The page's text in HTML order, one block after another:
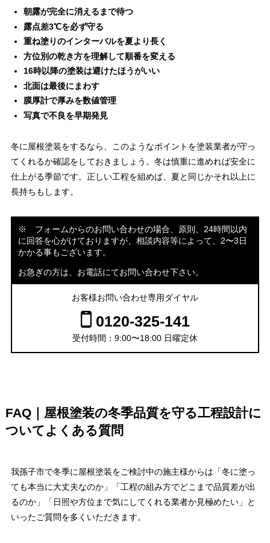
朝露が完全に消えるまで待つ
露点差3℃を必ず守る
重ね塗りのインターバルを夏より長く
方位別の乾き方を理解して順番を変える
16時以降の塗装は避けたほうがいい
北面は最後にまわす
膜厚計で厚みを数値管理
写真で不良を早期発見
冬に屋根塗装をするなら、このようなポイントを塗装業者が守っ
てくれるか確認をしておきましょう。冬は慎重に進めれば安全に
仕上がる季節です。正しい工程を組めば、夏と同じかそれ以上に
長持ちもします。
※ フォームからのお問い合わせの場合、原則、24時間以内
に回答を心がけておりますが、相談内容等によって、2〜3日
かかる事もございます。
お急ぎの方は、お電話にてお問い合わせ下さい。
お客様お問い合わせ専用ダイヤル
0120-325-141
受付時間：9:00〜18:00 日曜定休
FAQ｜屋根塗装の冬季品質を守る工程設計に
ついてよくある質問
我孫子市で冬季に屋根塗装をご検討中の施主様からは「冬に塗っ
ても本当に大丈夫なのか」「工程の組み方でどこまで品質差が出
るのか」「日照や方位まで気にしてくれる業者か見極めたい」と
いったご質問を多くいただきます。